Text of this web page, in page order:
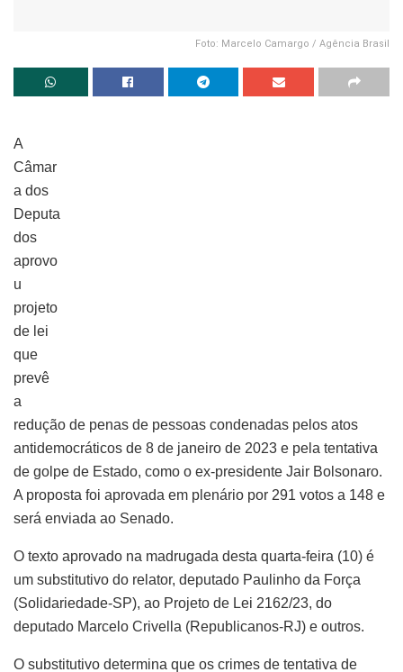
Foto: Marcelo Camargo / Agência Brasil
A
Câmar
a dos
Deputa
dos
aprovo
u
projeto
de lei
que
prevê
a
redução de penas de pessoas condenadas pelos atos
antidemocráticos de 8 de janeiro de 2023 e pela tentativa
de golpe de Estado, como o ex-presidente Jair Bolsonaro.
A proposta foi aprovada em plenário por 291 votos a 148 e
será enviada ao Senado.
O texto aprovado na madrugada desta quarta-feira (10) é
um substitutivo do relator, deputado Paulinho da Força
(Solidariedade-SP), ao Projeto de Lei 2162/23, do
deputado Marcelo Crivella (Republicanos-RJ) e outros.
O substitutivo determina que os crimes de tentativa de